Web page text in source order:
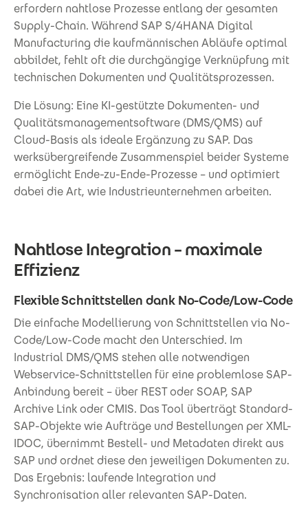
erfordern nahtlose Prozesse entlang der gesamten
Supply-Chain. Während SAP S/4HANA Digital
Manufacturing die kaufmännischen Abläufe optimal
abbildet, fehlt oft die durchgängige Verknüpfung mit
technischen Dokumenten und Qualitätsprozessen.
Die Lösung: Eine KI-gestützte Dokumenten- und
Qualitätsmanagementsoftware (DMS/QMS) auf
Cloud-Basis als ideale Ergänzung zu SAP. Das
werksübergreifende Zusammenspiel beider Systeme
ermöglicht Ende-zu-Ende-Prozesse – und optimiert
dabei die Art, wie Industrieunternehmen arbeiten.
Nahtlose Integration – maximale
Effizienz
Flexible Schnittstellen dank No-Code/Low-Code
Die einfache Modellierung von Schnittstellen via No-
Code/Low-Code macht den Unterschied. Im
Industrial DMS/QMS stehen alle notwendigen
Webservice-Schnittstellen für eine problemlose SAP-
Anbindung bereit – über REST oder SOAP, SAP
Archive Link oder CMIS. Das Tool überträgt Standard-
SAP-Objekte wie Aufträge und Bestellungen per XML-
IDOC, übernimmt Bestell- und Metadaten direkt aus
SAP und ordnet diese den jeweiligen Dokumenten zu.
Das Ergebnis: laufende Integration und
Synchronisation aller relevanten SAP-Daten.